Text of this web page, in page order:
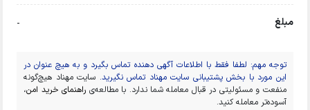
مبلغ -
توجه مهم: لطفا فقط با اطلاعات آگهی دهنده تماس بگیرد و به هیچ عنوان در
این مورد با بخش پشتیبانی سایت مهناد تماس نگیرید. سایت مهناد هیچ‌گونه
منفعت و مسئولیتی در قبال معامله شما ندارد. با مطالعه‌ی راهنمای خرید امن،
آسوده‌تر معامله کنید.